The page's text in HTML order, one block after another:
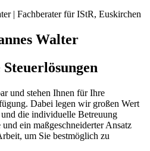
Walter
und stehen Ihnen für Ihre
Dabei legen wir großen Wert
die individuelle Betreuung
ein maßgeschneiderter Ansatz
um Sie bestmöglich zu